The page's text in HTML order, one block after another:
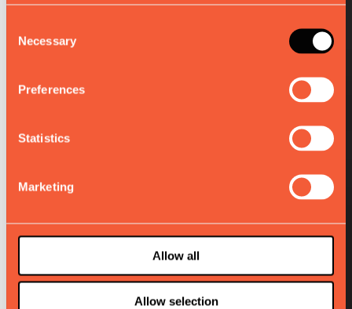
Selection
Necessary
Preferences
Statistics
Marketing
Allow all
Allow selection